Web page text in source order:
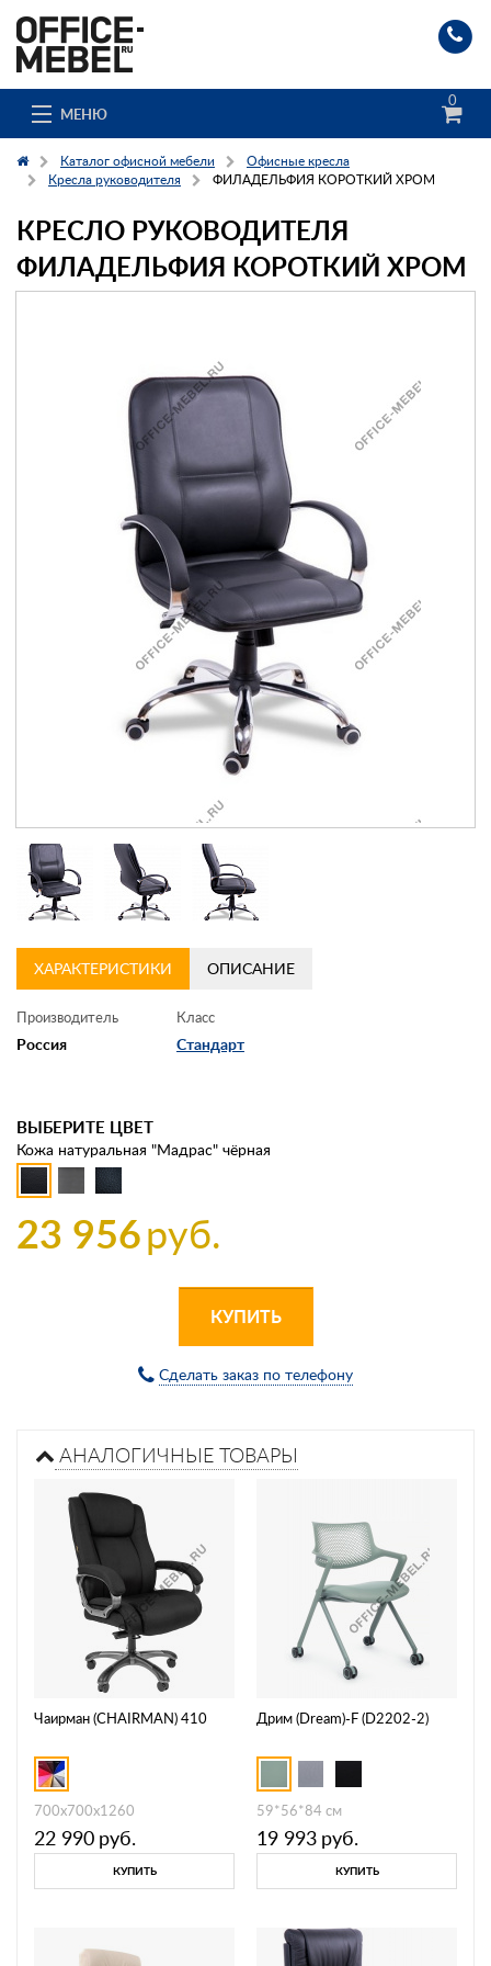
МЕНЮ
0
Каталог
О компании
Заказать обратный звонок
Каталог офисной мебели
Офисные кресла
Кресла руководителя
ФИЛАДЕЛЬФИЯ КОРОТКИЙ ХРОМ
КРЕСЛО РУКОВОДИТЕЛЯ
ФИЛАДЕЛЬФИЯ КОРОТКИЙ ХРОМ
ХАРАКТЕРИСТИКИ ОПИСАНИЕ
Производитель
Россия
Класс
Стандарт
ВЫБЕРИТЕ ЦВЕТ
Кожа натуральная "Мадрас" чёрная
23 956руб.
КУПИТЬ
Сделать заказ по телефону
АНАЛОГИЧНЫЕ ТОВАРЫ
Чаирман (CHAIRMAN) 410
700x700x1260
22 990 руб.
КУПИТЬ
Дрим (Dream)-F (D2202-2)
59*56*84 см
19 993 руб.
КУПИТЬ